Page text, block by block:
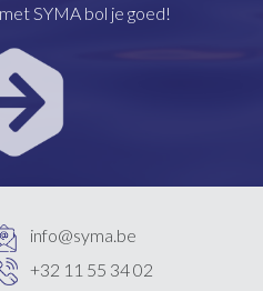
SYMA bol je goed!
info@syma.be
+32 11 55 34 02